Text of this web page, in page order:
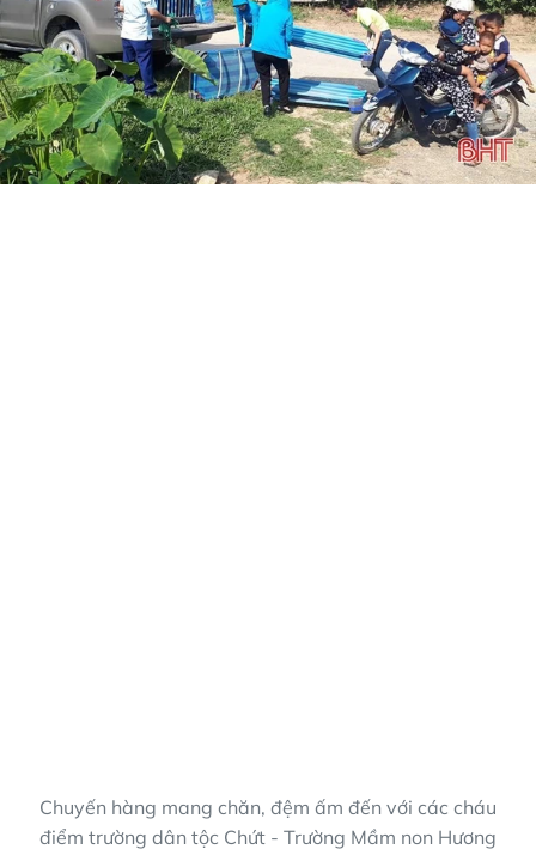
Chuyến hàng mang chăn, đệm ấm đến với các cháu
điểm trường dân tộc Chứt - Trường Mầm non Hương